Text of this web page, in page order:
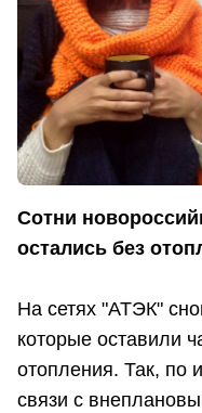
Сотни
остались без
На сетях "АТЭК"
которые оставили
отопления. Так, по
связи с